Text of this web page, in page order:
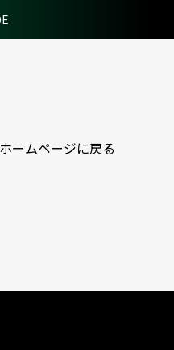
ホームページに戻る